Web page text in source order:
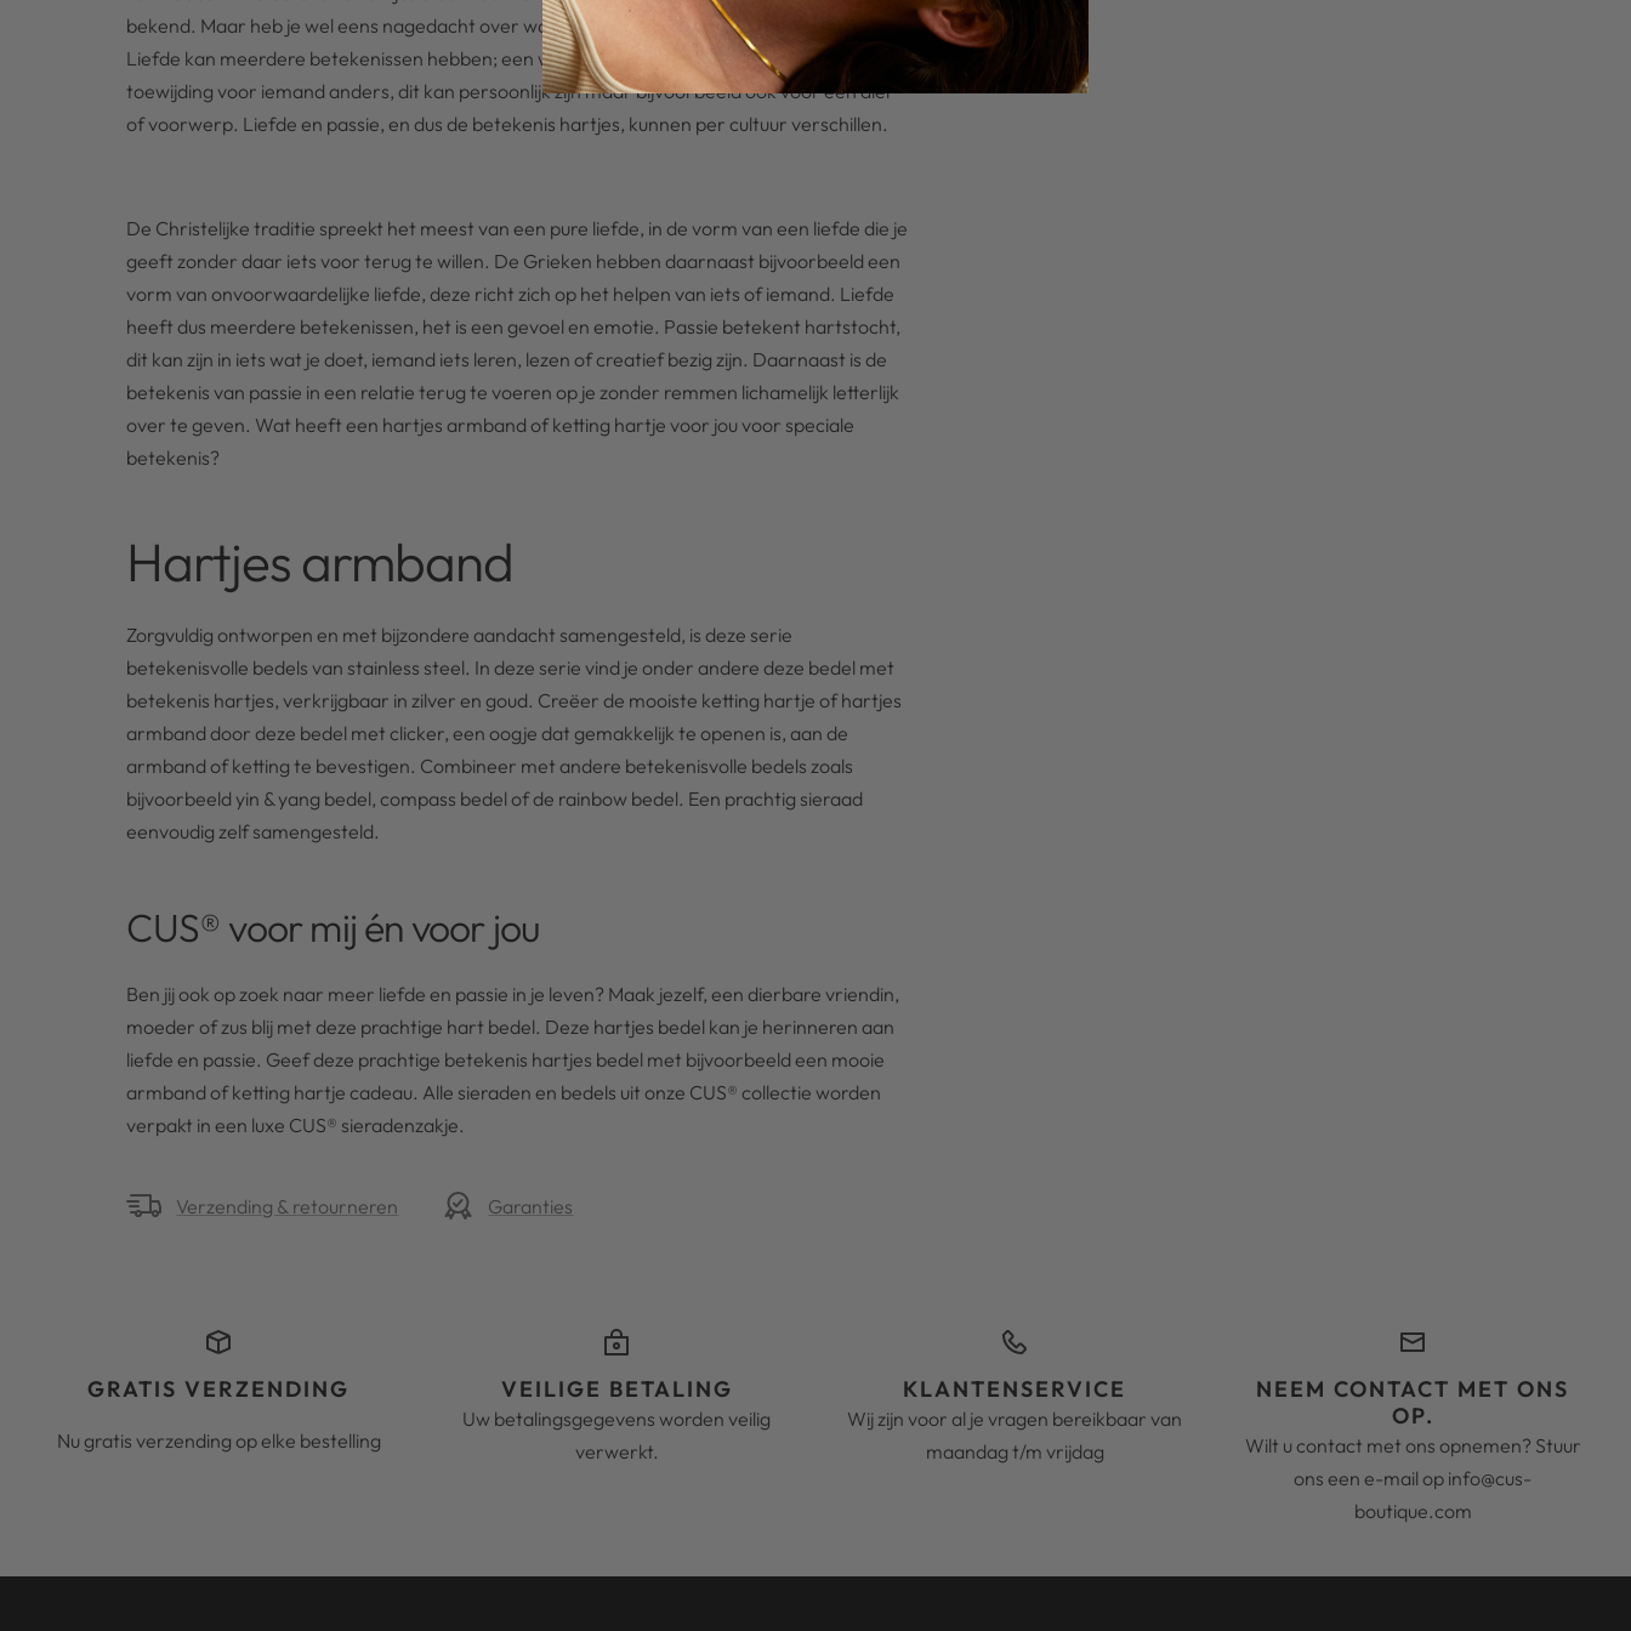
bekend. Maar heb je wel eens nagedacht over wat liefde en passie voor jou betekent?
Liefde kan meerdere betekenissen hebben; een warme of dierbare genegenheid of een
toewijding voor iemand anders, dit kan persoonlijk zijn maar bijvoorbeeld ook voor een dier
of voorwerp. Liefde en passie, en dus de betekenis hartjes, kunnen per cultuur verschillen.
De Christelijke traditie spreekt het meest van een pure liefde, in de vorm van een liefde die je
geeft zonder daar iets voor terug te willen. De Grieken hebben daarnaast bijvoorbeeld een
vorm van onvoorwaardelijke liefde, deze richt zich op het helpen van iets of iemand. Liefde
heeft dus meerdere betekenissen, het is een gevoel en emotie. Passie betekent hartstocht,
dit kan zijn in iets wat je doet, iemand iets leren, lezen of creatief bezig zijn. Daarnaast is de
betekenis van passie in een relatie terug te voeren op je zonder remmen lichamelijk letterlijk
over te geven. Wat heeft een hartjes armband of ketting hartje voor jou voor speciale
betekenis?
Hartjes armband
Zorgvuldig ontworpen en met bijzondere aandacht samengesteld, is deze serie
betekenisvolle bedels van stainless steel. In deze serie vind je onder andere deze bedel met
betekenis hartjes, verkrijgbaar in zilver en goud. Creëer de mooiste ketting hartje of hartjes
armband door deze bedel met clicker, een oogje dat gemakkelijk te openen is, aan de
armband of ketting te bevestigen. Combineer met andere betekenisvolle bedels zoals
bijvoorbeeld yin & yang bedel, compass bedel of de rainbow bedel. Een prachtig sieraad
eenvoudig zelf samengesteld.
CUS® voor mij én voor jou
Ben jij ook op zoek naar meer liefde en passie in je leven? Maak jezelf, een dierbare vriendin,
moeder of zus blij met deze prachtige hart bedel. Deze hartjes bedel kan je herinneren aan
liefde en passie. Geef deze prachtige betekenis hartjes bedel met bijvoorbeeld een mooie
armband of ketting hartje cadeau. Alle sieraden en bedels uit onze CUS® collectie worden
verpakt in een luxe CUS® sieradenzakje.
Verzending & retourneren Garanties
GRATIS VERZENDING
Nu gratis verzending op elke bestelling
VEILIGE BETALING
Uw betalingsgegevens worden veilig
verwerkt.
KLANTENSERVICE
Wij zijn voor al je vragen bereikbaar van
maandag t/m vrijdag
NEEM CONTACT MET ONS
OP.
Wilt u contact met ons opnemen? Stuur
ons een e-mail op info@cus-
boutique.com